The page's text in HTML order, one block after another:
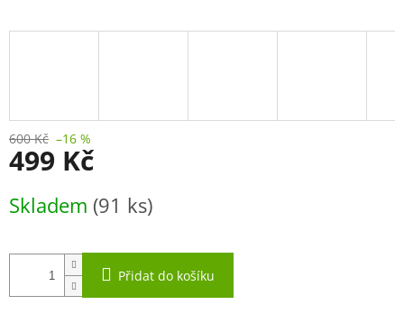
600 Kč –16 %
499 Kč
cena:
Skladem (91 ks)
Přidat do košíku